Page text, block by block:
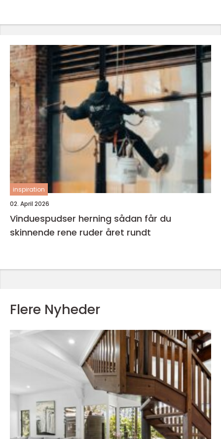
inspiration
02. April 2026
Vinduespudser herning sådan får du
skinnende rene ruder året rundt
Flere Nyheder